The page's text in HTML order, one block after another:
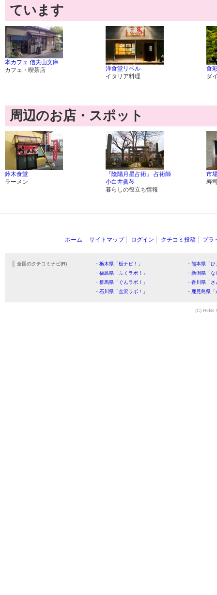
ています
本カフェ 信夫山文庫
カフェ・喫茶店
洋食堂リベル
イタリア料理
食
ダ
周辺のお店・スポット
鈴木食堂
ラーメン
『陰陽月星占術』 占術師
小白井眞琴
暮らしの役立ち情報
市
寿
ホーム サイトマップ ログイン クチコミ投稿 プラ
全国のクチコミナビ(R) ・栃木県「栃ナビ！」
・熊本県「
・福島県「ふくラボ！」
・新潟県「
・群馬県「ぐんラボ！」
・香川県「
・石川県「金沢ラボ！」
・鹿児島県
(C) HitBit